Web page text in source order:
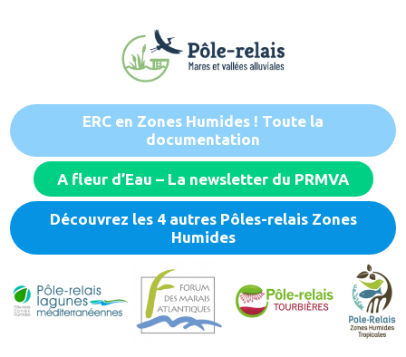
ERC en Zones Humides ! Toute la
documentation
A fleur d’Eau – La newsletter du PRMVA
Découvrez les 4 autres Pôles-relais Zones
Humides